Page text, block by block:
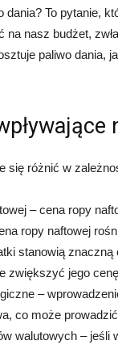
dania? To pytanie,
na nasz budżet,
paliwo dania,
się różnić w
– cena ropy
ropy naftowej
stanowią
zwiększyć jego
–
co może
walutowych – jeśli